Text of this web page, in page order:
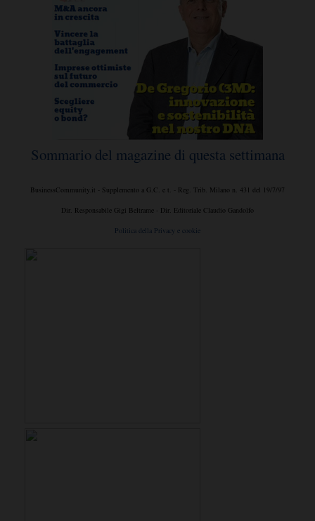
Sommario del magazine di questa settimana
BusinessCommunity.it - Supplemento a G.C. e t. - Reg. Trib. Milano n. 431 del 19/7/97
Dir. Responsabile Gigi Beltrame - Dir. Editoriale Claudio Gandolfo
Politica della Privacy e cookie